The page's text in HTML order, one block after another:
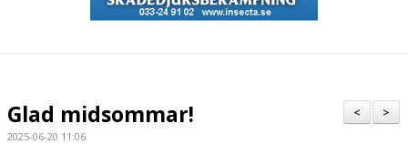
BILDGALLERI
>
<
Glad midsommar!
2025-06-20 11:06